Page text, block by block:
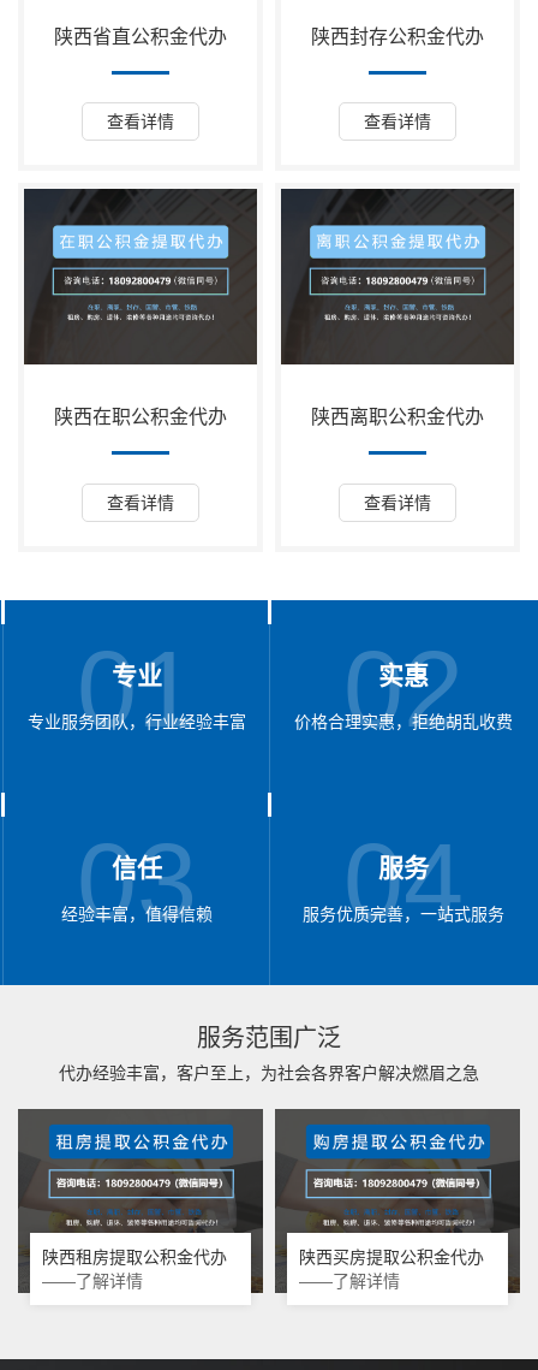
陕西省直公积金代办
查看详情
陕西封存公积金代办
查看详情
陕西在职公积金代办
查看详情
陕西离职公积金代办
查看详情
01
专业
专业服务团队，行业经验丰富 02
实惠
价格合理实惠，拒绝胡乱收费
03
信任
经验丰富，值得信赖 04
服务
服务优质完善，一站式服务
服务范围广泛
代办经验丰富，客户至上，为社会各界客户解决燃眉之急
陕西租房提取公积金代办
——了解详情
陕西买房提取公积金代办
——了解详情